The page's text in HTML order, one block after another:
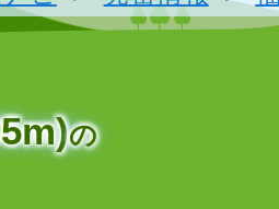
の